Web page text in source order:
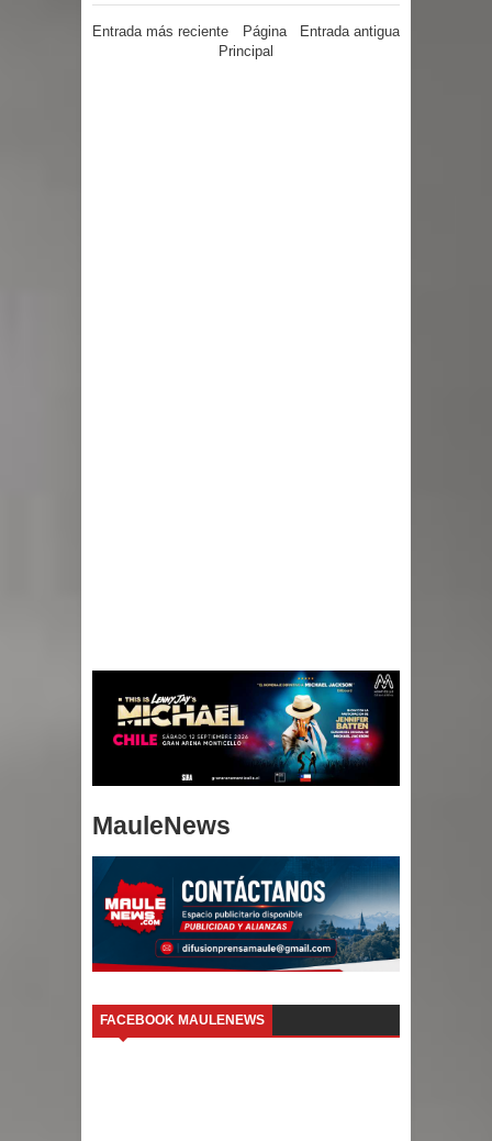
Chancho 2026
Entrada más reciente Entrada antigua
Página
Principal
MauleNews
FACEBOOK MAULENEWS